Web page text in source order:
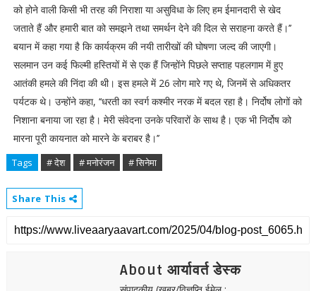
को होने वाली किसी भी तरह की निराशा या असुविधा के लिए हम ईमानदारी से खेद
जताते हैं और हमारी बात को समझने तथा समर्थन देने की दिल से सराहना करते हैं।’’
बयान में कहा गया है कि कार्यक्रम की नयी तारीखों की घोषणा जल्द की जाएगी।
सलमान उन कई फिल्मी हस्तियों में से एक हैं जिन्होंने पिछले सप्ताह पहलगाम में हुए
आतंकी हमले की निंदा की थी। इस हमले में 26 लोग मारे गए थे, जिनमें से अधिकतर
पर्यटक थे। उन्होंने कहा, ‘‘धरती का स्वर्ग कश्मीर नरक में बदल रहा है। निर्दोष लोगों को
निशाना बनाया जा रहा है। मेरी संवेदना उनके परिवारों के साथ है। एक भी निर्दोष को
मारना पूरी कायनात को मारने के बराबर है।’’
Tags # देश # मनोरंजन # सिनेमा
Share This
About आर्यावर्त डेस्क